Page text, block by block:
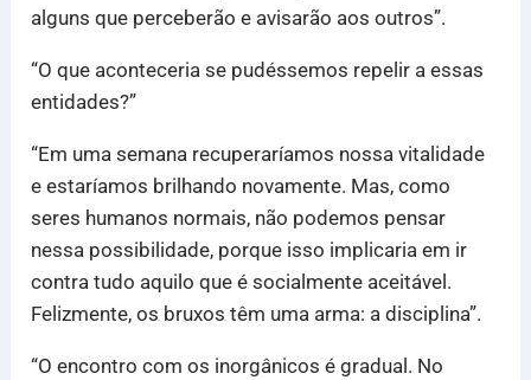
alguns que perceberão e avisarão aos outros”.
“O que aconteceria se pudéssemos repelir a essas
entidades?”
“Em uma semana recuperaríamos nossa vitalidade
e estaríamos brilhando novamente. Mas, como
seres humanos normais, não podemos pensar
nessa possibilidade, porque isso implicaria em ir
contra tudo aquilo que é socialmente aceitável.
Felizmente, os bruxos têm uma arma: a disciplina”.
“O encontro com os inorgânicos é gradual. No